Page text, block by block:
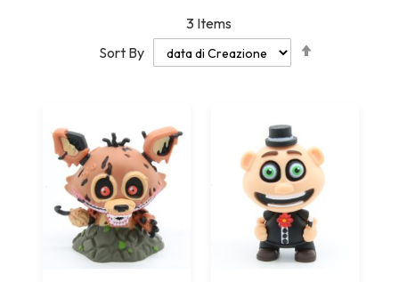
3Items
Sort By